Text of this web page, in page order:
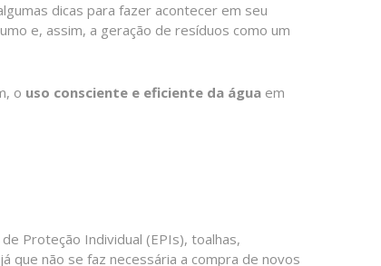
dicas para fazer acontecer em seu
e, assim, a geração de resíduos como um
o uso consciente e eficiente da água em
Proteção Individual (EPIs), toalhas,
que não se faz necessária a compra de novos